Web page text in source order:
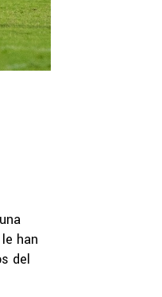
han
del